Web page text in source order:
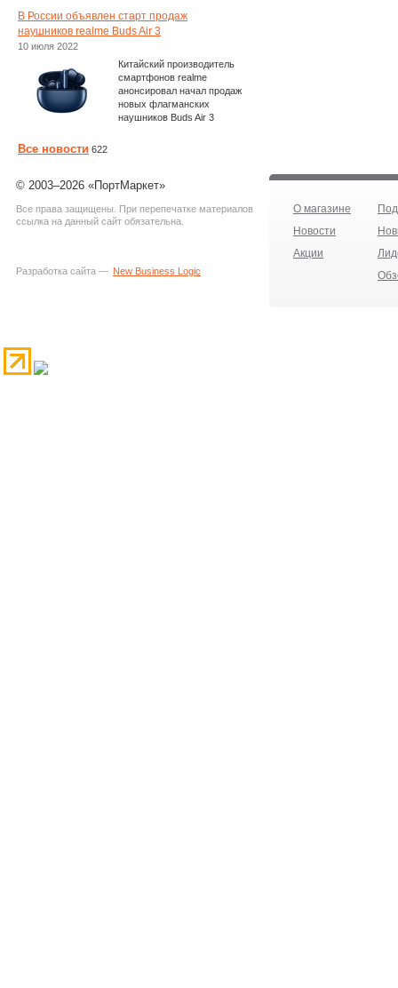
В России объявлен старт продаж
наушников realme Buds Air 3
10 июля 2022
Китайский производитель
смартфонов realme
анонсировал начал продаж
новых флагманских
наушников Buds Air 3
Все новости 622
© 2003–2026 «ПортМаркет»
Все права защищены. При перепечатке материалов
ссылка на данный сайт обязательна.
Разработка сайта — New Business Logic
О магазине
Новости
Акции